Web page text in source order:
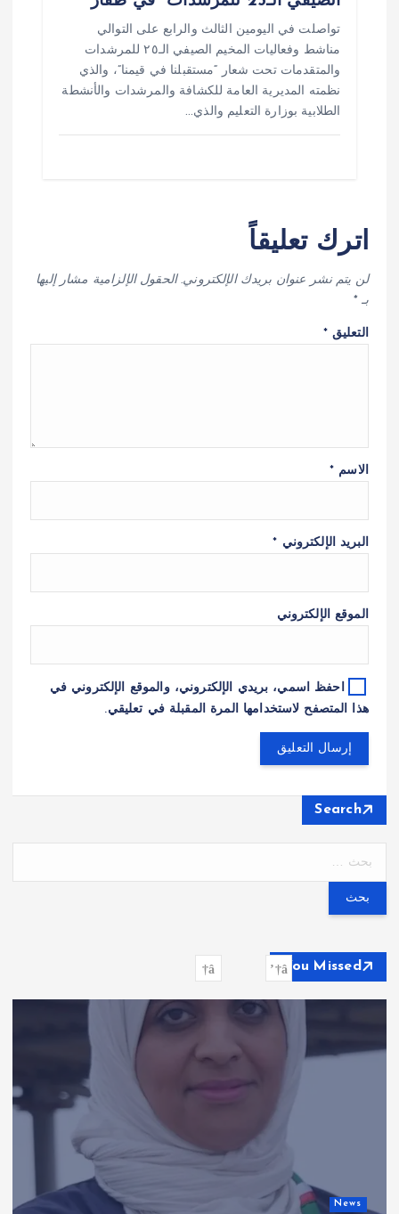
تواصلت في اليومين الثالث والرابع على التوالي
مناشط وفعاليات المخيم الصيفي الـ٢٥ للمرشدات
والمتقدمات تحت شعار “مستقبلنا في قيمنا”، والذي
نظمته المديرية العامة للكشافة والمرشدات والأنشطة
الطلابية بوزارة التعليم والذي…
اترك تعليقاً
لن يتم نشر عنوان بريدك الإلكتروني. الحقول الإلزامية مشار إليها
بـ*
التعليق*
الاسم *
البريد الإلكتروني *
الموقع الإلكتروني
احفظ اسمي، بريدي الإلكتروني، والموقع الإلكتروني في
هذا المتصفح لاستخدامها المرة المقبلة في تعليقي.
Search
ح
ع
You Missed
News